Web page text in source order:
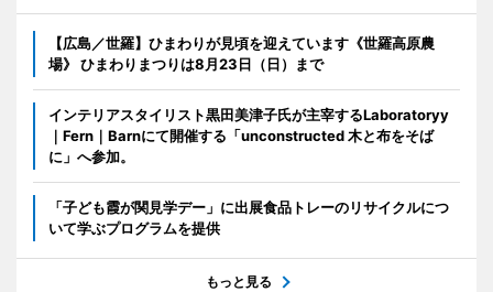
【広島／世羅】ひまわりが見頃を迎えています《世羅高原農
場》 ひまわりまつりは8月23日（日）まで
インテリアスタイリスト黒田美津子氏が主宰するLaboratoryy
｜Fern｜Barnにて開催する「unconstructed 木と布をそば
に」へ参加。
「子ども霞が関見学デー」に出展食品トレーのリサイクルにつ
いて学ぶプログラムを提供
もっと見る